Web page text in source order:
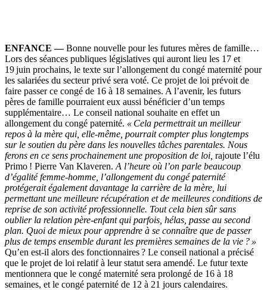
ENFANCE — Bonne nouvelle pour les futures mères de famille…
Lors des séances publiques législatives qui auront lieu les 17 et
19 juin prochains, le texte sur l’allongement du congé maternité pour
les salariées du secteur privé sera voté. Ce projet de loi prévoit de
faire passer ce congé de 16 à 18 semaines. A l’avenir, les futurs
pères de famille pourraient eux aussi bénéficier d’un temps
supplémentaire… Le conseil national souhaite en effet un
allongement du congé paternité. « Cela permettrait un meilleur
repos à la mère qui, elle-même, pourrait compter plus longtemps
sur le soutien du père dans les nouvelles tâches parentales. Nous
ferons en ce sens prochainement une proposition de loi, rajoute l’élu
Primo ! Pierre Van Klaveren. A l’heure où l’on parle beaucoup
d’égalité femme-homme, l’allongement du congé paternité
protégerait également davantage la carrière de la mère, lui
permettant une meilleure récupération et de meilleures conditions de
reprise de son activité professionnelle. Tout cela bien sûr sans
oublier la relation père-enfant qui parfois, hélas, passe au second
plan. Quoi de mieux pour apprendre à se connaître que de passer
plus de temps ensemble durant les premières semaines de la vie ? »
Qu’en est-il alors des fonctionnaires ? Le conseil national a précisé
que le projet de loi relatif à leur statut sera amendé. Le futur texte
mentionnera que le congé maternité sera prolongé de 16 à 18
semaines, et le congé paternité de 12 à 21 jours calendaires.